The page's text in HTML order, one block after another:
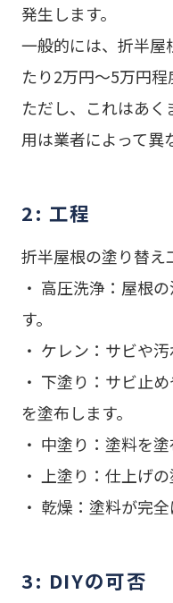
発生します。
一般的には、折半屋
たり2万円～5万円程
ただし、これはあ
用は業者によって異
2: 工程
折半屋根の塗り替え
・ 高圧洗浄：屋根
す。
・ ケレン：サビや
・ 下塗り：サビ止
を塗布します。
・ 中塗り：塗料を塗
・ 上塗り：仕上げ
・ 乾燥：塗料が完
3: DIYの可否